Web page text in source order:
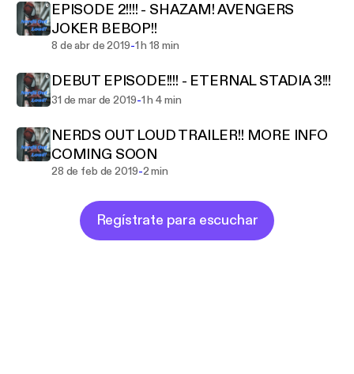
EPISODE 2!!!! - SHAZAM! AVENGERS
JOKER BEBOP!!
8 de abr de 2019-1 h 18 min
DEBUT EPISODE!!!! - ETERNAL STADIA 3!!!
31 de mar de 2019-1 h 4 min
NERDS OUT LOUD TRAILER!! MORE INFO
COMING SOON
28 de feb de 2019-2 min
Regístrate para escuchar